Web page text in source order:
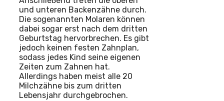
und unteren Backenzähne durch.
Die sogenannten Molaren können
dabei sogar erst nach dem dritten
Geburtstag hervorbrechen. Es gibt
jedoch keinen festen Zahnplan,
sodass jedes Kind seine eigenen
Zeiten zum Zahnen hat.
Allerdings haben meist alle 20
Milchzähne bis zum dritten
Lebensjahr durchgebrochen.